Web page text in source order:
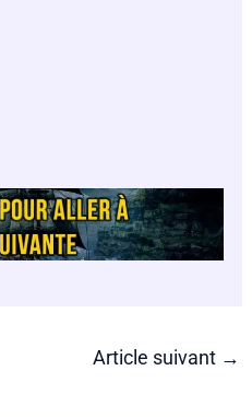
Article suivant →